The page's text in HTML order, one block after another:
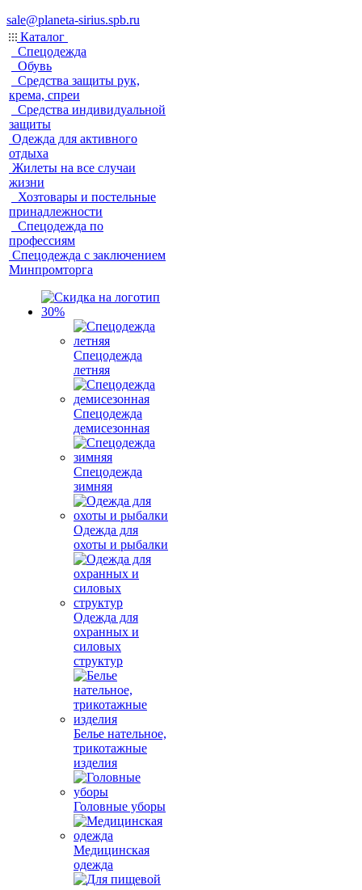
sale@planeta-sirius.spb.ru
Каталог
Спецодежда
Обувь
Средства защиты рук,
крема, спреи
Средства индивидуальной
защиты
Одежда для активного
отдыха
Жилеты на все случаи
жизни
Хозтовары и постельные
принадлежности
Спецодежда по
профессиям
Спецодежда с заключением
Минпромторга
Спецодежда
летняя
Спецодежда
демисезонная
Спецодежда
зимняя
Одежда для
охоты и рыбалки
Одежда для
охранных и
силовых
структур
Белье нательное,
трикотажные
изделия
Головные уборы
Медицинская
одежда